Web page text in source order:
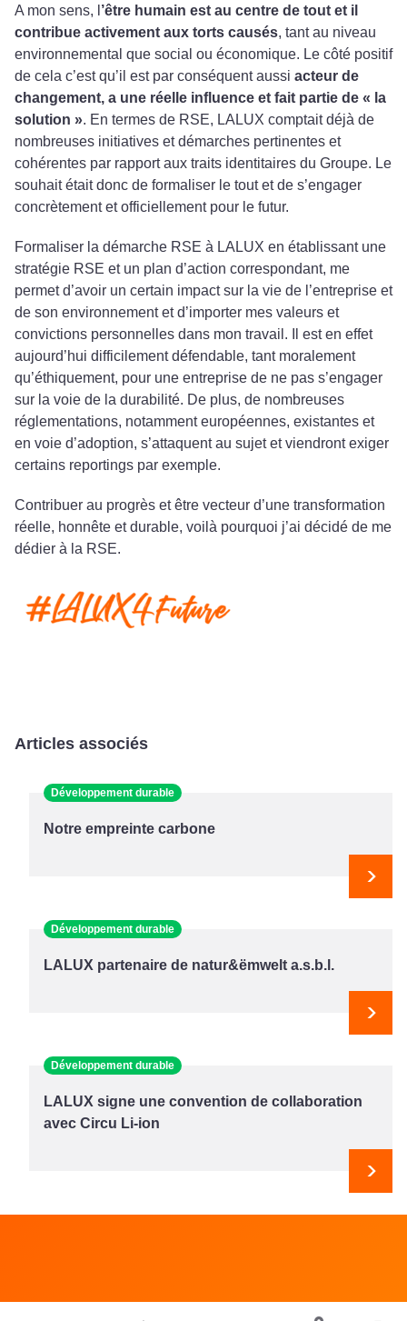
A mon sens, l ’être humain est au centre de tout et il
contribue activement aux torts causés, tant au niveau
environnemental que social ou économique. Le côté positif
de cela c’est qu’il est par conséquent aussi acteur de
changement, a une réelle influence et fait partie de « la
solution ». En termes de RSE, LALUX comptait déjà de
nombreuses initiatives et démarches pertinentes et
cohérentes par rapport aux traits identitaires du Groupe. Le
souhait était donc de formaliser le tout et de s’engager
concrètement et officiellement pour le futur.
Formaliser la démarche RSE à LALUX en établissant une
stratégie RSE et un plan d’action correspondant, me
permet d’avoir un certain impact sur la vie de l’entreprise et
de son environnement et d’importer mes valeurs et
convictions personnelles dans mon travail. Il est en effet
aujourd’hui difficilement défendable, tant moralement
qu’éthiquement, pour une entreprise de ne pas s’engager
sur la voie de la durabilité. De plus, de nombreuses
réglementations, notamment européennes, existantes et
en voie d’adoption, s’attaquent au sujet et viendront exiger
certains reportings par exemple.
Contribuer au progrès et être vecteur d’une transformation
réelle, honnête et durable, voilà pourquoi j’ai décidé de me
dédier à la RSE.
Articles associés
Développement durable
Notre empreinte carbone
Développement durable
LALUX partenaire de natur&ëmwelt a.s.b.l.
Développement durable
LALUX signe une convention de collaboration
avec Circu Li-ion